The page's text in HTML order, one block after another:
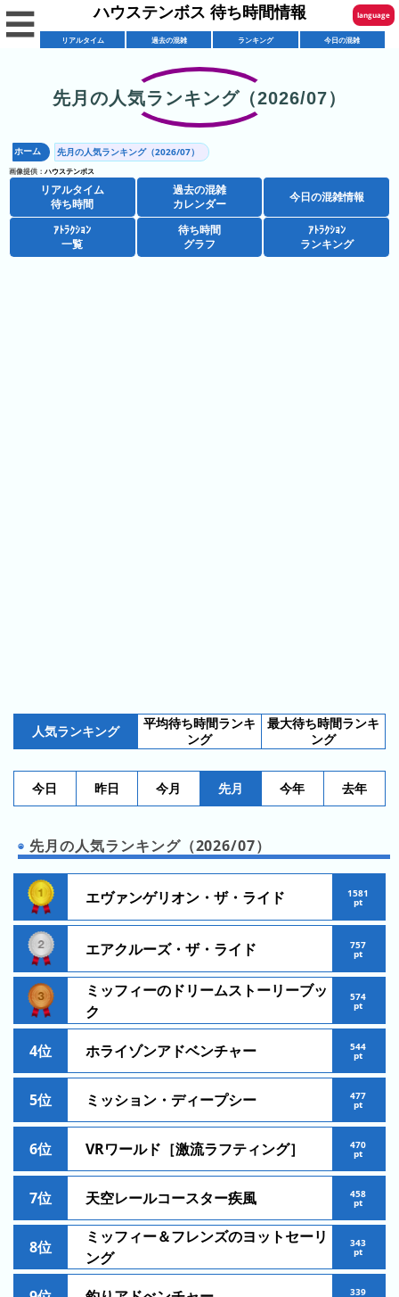
ア
ル
タ
混
雑
キ
ン
グ
キ
ン
グ
昨
の
ラ
ン
キ
ン
グ
今
月
の
ラ
ン
キ
ン
先
月
の
ラ
ン
English
한국어
ภาษาไทย
日本語
☰ ハウステンボス 待ち時間情報 language
リアルタイム 過去の混雑 ランキング 今日の混雑
先月の人気ランキング（2026/07）
ホーム 先月の人気ランキング（2026/07）
画像提供： ハウステンボス
リアルタイム
待ち時間
過去の混雑
カレンダー
今日の混雑情報
ｱﾄﾗｸｼｮﾝ
一覧
待ち時間
グラフ
ｱﾄﾗｸｼｮﾝ
ランキング
人気ランキング
平均待ち時間ランキ
ング
最大待ち時間ランキ
ング
今日 昨日 今月 先月 今年 去年
先月の人気ランキング（2026/07）
エヴァンゲリオン・ザ・ライド 1581
pt
エアクルーズ・ザ・ライド 757
pt
ミッフィーのドリームストーリーブッ
ク
574
pt
4位 ホライゾンアドベンチャー 544
pt
5位 ミッション・ディープシー 477
pt
6位 VRワールド［激流ラフティング］ 470
pt
7位 天空レールコースター疾風 458
pt
8位
ミッフィー＆フレンズのヨットセーリ
ング
343
pt
339